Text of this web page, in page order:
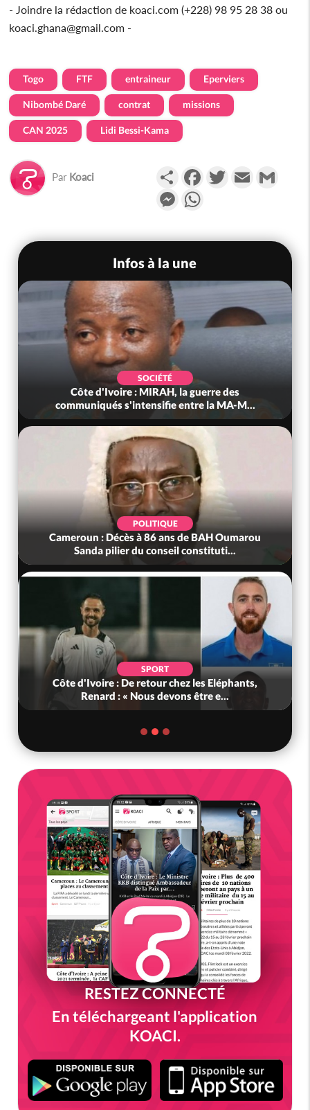
- Joindre la rédaction de koaci.com (+228) 98 95 28 38 ou
koaci.ghana@gmail.com -
Togo FTF entraineur Eperviers
Nibombé Daré contrat missions
CAN 2025 Lidi Bessi-Kama
Par Koaci PartagerFacebookTwitterEmail
Messenger
Infos à la une
SOCIÉTÉ
Côte d'Ivoire : MIRAH, la guerre des
communiqués s'intensifie entre la MA-M...
POLITIQUE
Cameroun : Décès à 86 ans de BAH Oumarou
Sanda pilier du conseil constituti...
SPORT
Côte d'Ivoire : De retour chez les Eléphants,
Renard : « Nous devons être e...
RESTEZ CONNECTÉ
En téléchargeant l'application
KOACI.